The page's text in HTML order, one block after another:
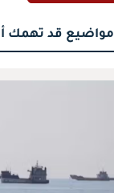
مواضيع قد تهمك